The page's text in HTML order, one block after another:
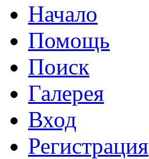
Начало
Помощь
Поиск
Галерея
Вход
Регистрация